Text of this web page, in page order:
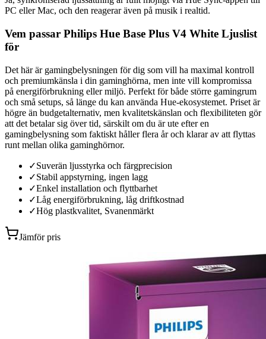
PC eller Mac, och den reagerar även på musik i realtid.
Vem passar Philips Hue Base Plus V4 White Ljuslist
för
Det här är gamingbelysningen för dig som vill ha maximal kontroll
och premiumkänsla i din gaminghörna, men inte vill kompromissa
på energiförbrukning eller miljö. Perfekt för både större gamingrum
och små setups, så länge du kan använda Hue-ekosystemet. Priset är
högre än budgetalternativ, men kvalitetskänslan och flexibiliteten gör
att det betalar sig över tid, särskilt om du är ute efter en
gamingbelysning som faktiskt håller flera år och klarar av att flyttas
runt mellan olika gaminghörnor.
✓Suverän ljusstyrka och färgprecision
✓Stabil appstyrning, ingen lagg
✓Enkel installation och flyttbarhet
✓Låg energiförbrukning, låg driftkostnad
✓Hög plastkvalitet, Svanenmärkt
Jämför pris